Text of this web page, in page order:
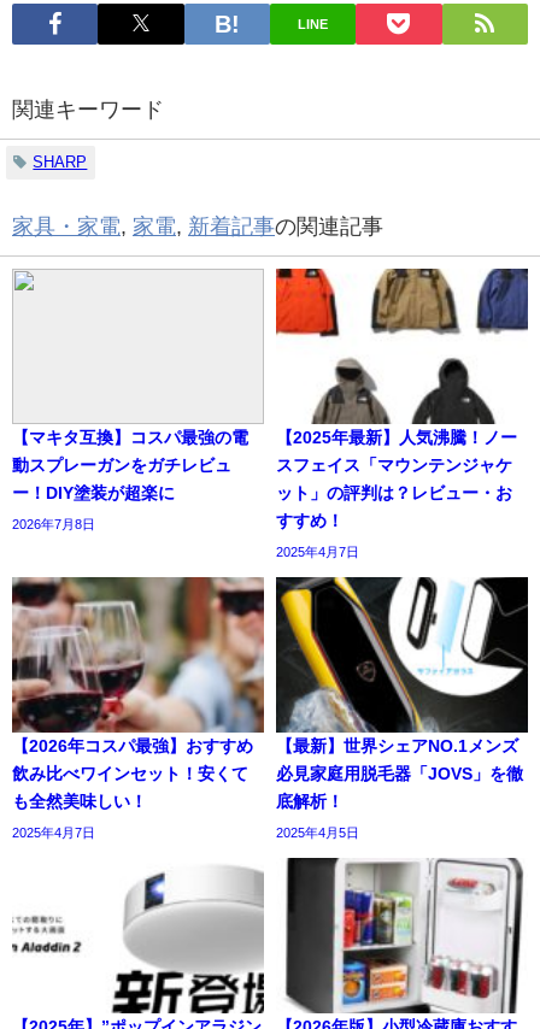
LINE
関連キーワード
SHARP
家具・家電, 家電, 新着記事の関連記事
【マキタ互換】コスパ最強の電
動スプレーガンをガチレビュ
ー！DIY塗装が超楽に
2026年7月8日
【2025年最新】人気沸騰！ノー
スフェイス「マウンテンジャケ
ット」の評判は？レビュー・お
すすめ！
2025年4月7日
【2026年コスパ最強】おすすめ
飲み比べワインセット！安くて
も全然美味しい！
2025年4月7日
【最新】世界シェアNO.1メンズ
必見家庭用脱毛器「JOVS」を徹
底解析！
2025年4月5日